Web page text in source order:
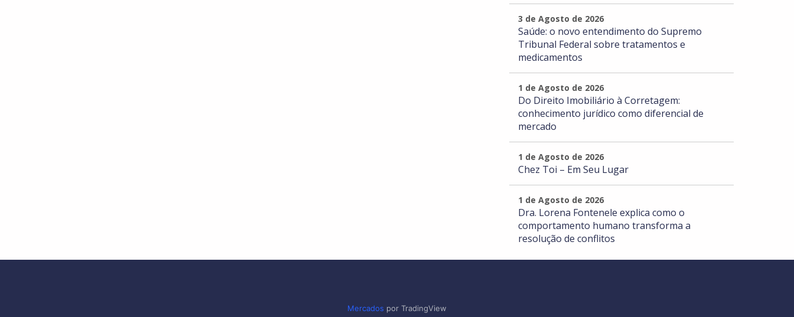
3 de Agosto de 2026
Saúde: o novo entendimento do Supremo
Tribunal Federal sobre tratamentos e
medicamentos
1 de Agosto de 2026
Do Direito Imobiliário à Corretagem:
conhecimento jurídico como diferencial de
mercado
1 de Agosto de 2026
Chez Toi – Em Seu Lugar
1 de Agosto de 2026
Dra. Lorena Fontenele explica como o
comportamento humano transforma a
resolução de conflitos
Mercados por TradingView